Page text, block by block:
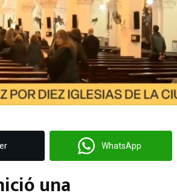
WhatsApp
una